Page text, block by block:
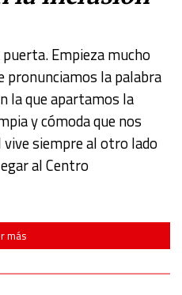
Empieza mucho
pronunciamos la palabra
la que apartamos la
y cómoda que nos
siempre al otro lado
al Centro
más
content
statistics or combinations